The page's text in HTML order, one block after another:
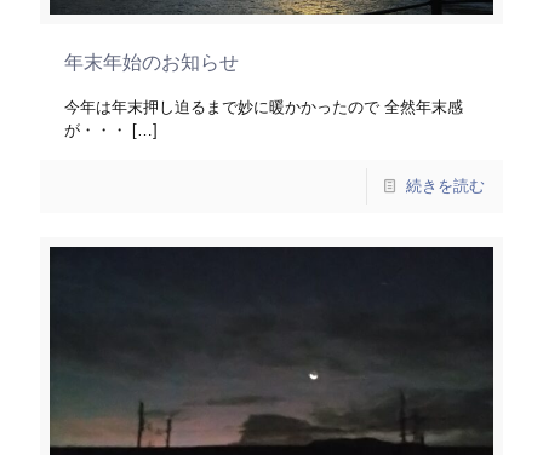
年末年始のお知らせ
今年は年末押し迫るまで妙に暖かかったので 全然年末感
が・・・
[…]
続きを読む